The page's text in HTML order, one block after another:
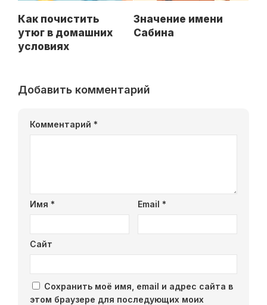
Как почистить
утюг в домашних
условиях
Значение имени
Сабина
Добавить комментарий
Комментарий *
Имя * Email *
Сайт
Сохранить моё имя, email и адрес сайта в
этом браузере для последующих моих